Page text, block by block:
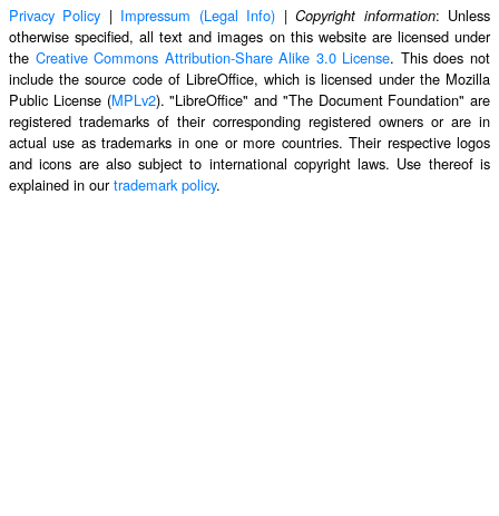
Privacy Policy | Impressum (Legal Info) |Copyright information: Unless
otherwise specified, all text and images on this website are licensed under
the Creative Commons Attribution-Share Alike 3.0 License. This does not
include the source code of LibreOffice, which is licensed under the Mozilla
Public License (MPLv2). "LibreOffice" and "The Document Foundation" are
registered trademarks of their corresponding registered owners or are in
actual use as trademarks in one or more countries. Their respective logos
and icons are also subject to international copyright laws. Use thereof is
explained in ourtrademark policy.